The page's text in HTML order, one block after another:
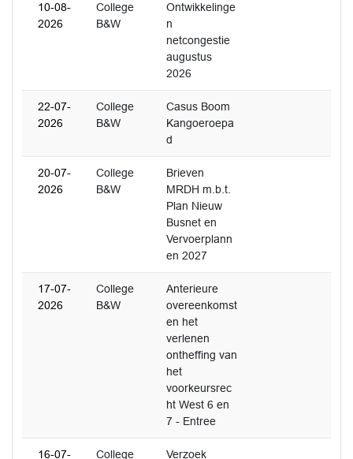
10-08-
2026
College
B&W
Ontwikkelinge
n
netcongestie
augustus
2026
22-07-
2026
College
B&W
Casus Boom
Kangoeroepa
d
20-07-
2026
College
B&W
Brieven
MRDH m.b.t.
Plan Nieuw
Busnet en
Vervoerplann
en 2027
17-07-
2026
College
B&W
Anterieure
overeenkomst
en het
verlenen
ontheffing van
het
voorkeursrec
ht West 6 en
7 - Entree
16-07-
College
Verzoek